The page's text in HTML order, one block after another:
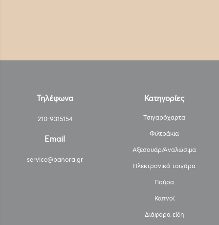
Τηλέφωνα
210-9315154
Email
service@panora.gr
Κατηγορίες
Τσιγαρόχαρτα
Φιλτράκια
Αξεσουάρ/Αναλώσιμα
Ηλεκτρονικά τσιγάρα
Πούρα
Καπνοί
Διάφορα είδη